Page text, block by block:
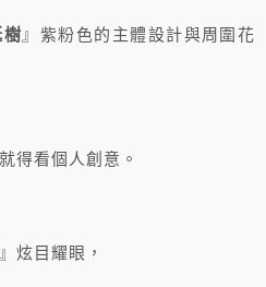
樹』紫粉色的主體設計與周圍花
得看個人創意。
』炫目耀眼，